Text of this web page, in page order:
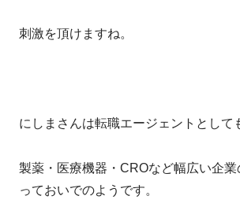
刺激を頂けますね。
にしまさんは転職エージェントとして
製薬・医療機器・CROなど幅広い企業
っておいでのようです。